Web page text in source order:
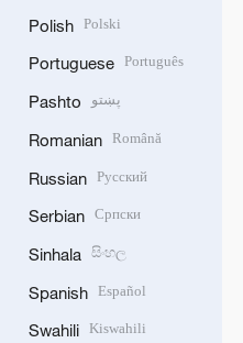
Polish Polski
Portuguese Português
Pashto پښتو
Romanian Română
Russian Русский
Serbian Српски
Sinhala සිංහල
Spanish Español
Swahili Kiswahili